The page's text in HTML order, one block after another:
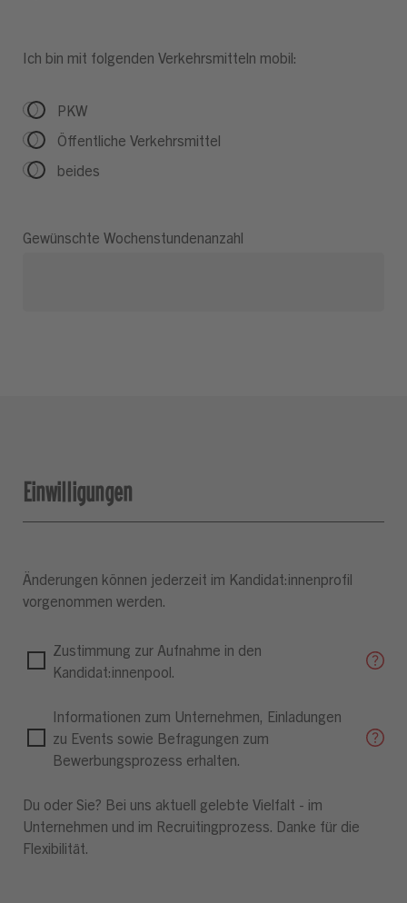
Ich bin mit folgenden Verkehrsmitteln mobil:
PKW
Öffentliche Verkehrsmittel
beides
Gewünschte Wochenstundenanzahl
Einwilligungen
Änderungen können jederzeit im Kandidat:innenprofil
vorgenommen werden.
Zustimmung zur Aufnahme in den
Kandidat:innenpool.
Informationen zum Unternehmen, Einladungen
zu Events sowie Befragungen zum
Bewerbungsprozess erhalten.
Du oder Sie? Bei uns aktuell gelebte Vielfalt - im
Unternehmen und im Recruitingprozess. Danke für die
Flexibilität.